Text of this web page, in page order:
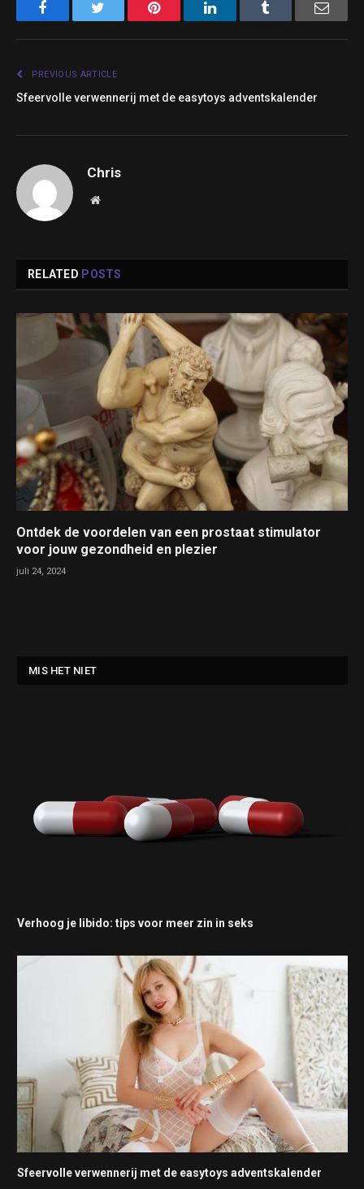
Facebook Pinterest LinkedIn Email
PREVIOUS ARTICLE
Sfeervolle verwennerij met de easytoys adventskalender
Chris
Website
RELATED POSTS
Ontdek de voordelen van een prostaat stimulator
voor jouw gezondheid en plezier
juli 24, 2024
MIS HET NIET
Verhoog je libido: tips voor meer zin in seks
Sfeervolle verwennerij met de easytoys adventskalender